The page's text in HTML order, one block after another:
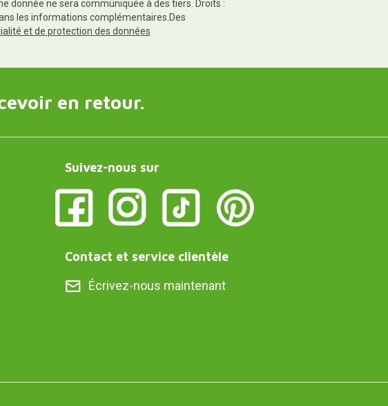
donnée ne sera communiquée à des tiers. Droits :
les informations complémentaires.Des
et de protection des données
en retour.
Suivez-nous sur
Contact et service clientèle
Écrivez-nous maintenant